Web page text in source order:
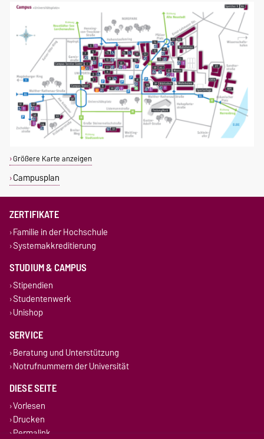
Größere Karte anzeigen
Campusplan
ZERTIFIKATE
Familie in der Hochschule
Systemakkreditierung
STUDIUM & CAMPUS
Stipendien
Studentenwerk
Unishop
SERVICE
Beratung und Unterstützung
Notrufnummern der Universität
DIESE SEITE
Vorlesen
Drucken
Permalink